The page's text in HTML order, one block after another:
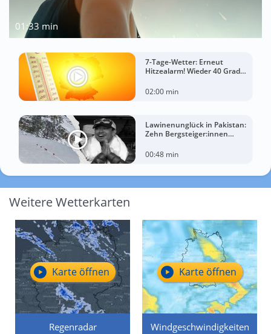
01:33 min
7-Tage-Wetter: Erneut
Hitzealarm! Wieder 40 Grad
02:00 min
Lawinenunglück in Pakistan:
Zehn Bergsteiger:innen
00:48 min
Weitere Wetterkarten
Regenradar
Karte öffnen
Windgeschwindigkeiten
Karte öffnen